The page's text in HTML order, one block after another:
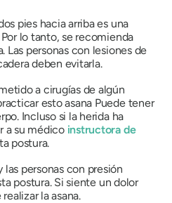
pies hacia arriba es una
lo tanto, se recomienda
Las personas con lesiones de
deben evitarla.
a cirugías de algún
estoasana Puede tener
Incluso si la herida ha
a su médico instructora de
postura.
las personas con presión
postura. Si siente un dolor
realizar laasana.